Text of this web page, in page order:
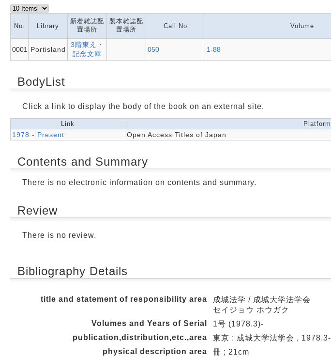
No. Library
新着雑誌配
置場所
製本雑誌配
置場所
Call No Volume
0001 Portisland
3階東え・
記念文庫
050 1-88
BodyList
Click a link to display the body of the book on an external site.
Link Platform
1978 - Present Open Access Titles of Japan
Contents and Summary
There is no electronic information on contents and summary.
Review
There is no review.
Bibliography Details
title and statement of responsibility area
成城法学 / 成城大学法学会
セイジョウ ホウガク
Volumes and Years of Serial
1号 (1978.3)-
publication,distribution,etc.,area
東京 : 成城大学法学会 , 1978.3-
physical description area
冊 ; 21cm